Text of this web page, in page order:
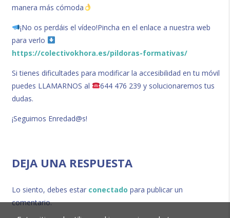
manera más cómoda
¡No os perdáis el vídeo!Pincha en el enlace a nuestra web
para verlo
https://colectivokhora.es/pildoras-formativas/
Si tienes dificultades para modificar la accesibilidad en tu móvil
puedes LLAMARNOS al
644 476 239 y solucionaremos tus
dudas.
¡Seguimos Enredad@s!
DEJA UNA RESPUESTA
Lo siento, debes estar conectado para publicar un
comentario.